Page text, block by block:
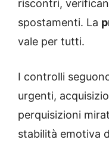
riscontri,
spostamenti. La
vale per tutti.
I controlli
urgenti,
perquisizioni
stabilità emotiva